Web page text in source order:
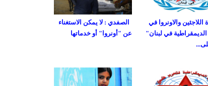
الصفدي : لا يمكن الاستغناء
عن "أونروا" أو خدماتها
اللاجئين والاونروا في
الديمقراطية في لبنان"